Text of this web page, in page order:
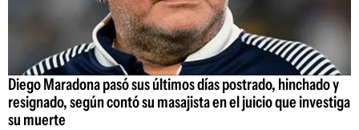
Diego Maradona pasó sus últimos días postrado, hinchado y
resignado, según contó su masajista en el juicio que investiga
su muerte